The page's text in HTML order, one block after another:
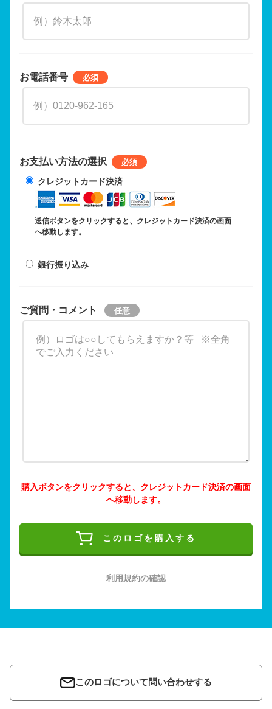
お電話番号
お支払い方法の選択
クレジットカード決済
送信ボタンをクリックすると、クレジットカード決済の画面
へ移動します。
銀行振り込み
ご質問・コメント
購入ボタンをクリックすると、クレジットカード決済の画面
へ移動します。
このロゴを購入する
利用規約の確認
このロゴについて問い合わせする